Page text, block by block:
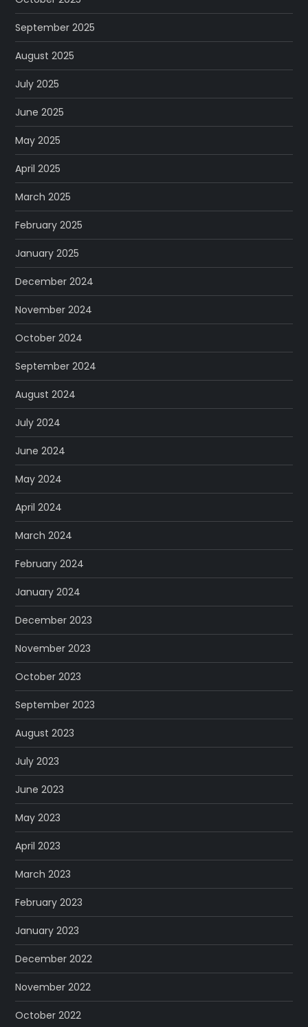
September 2025
August 2025
July 2025
June 2025
May 2025
April 2025
March 2025
February 2025
January 2025
December 2024
November 2024
October 2024
September 2024
August 2024
July 2024
June 2024
May 2024
April 2024
March 2024
February 2024
January 2024
December 2023
November 2023
October 2023
September 2023
August 2023
July 2023
June 2023
May 2023
April 2023
March 2023
February 2023
January 2023
December 2022
November 2022
October 2022